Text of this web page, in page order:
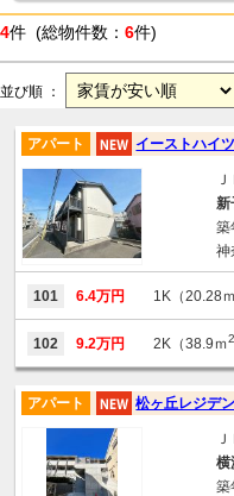
4件 (総物件数： 6件)
並び順 ：
アパート イーストハイツ
新
築
神
101 6.4万円 1K（20.28
102 9.2万円 2K（38.9ｍ2
アパート 松ヶ丘レジデン
横
築